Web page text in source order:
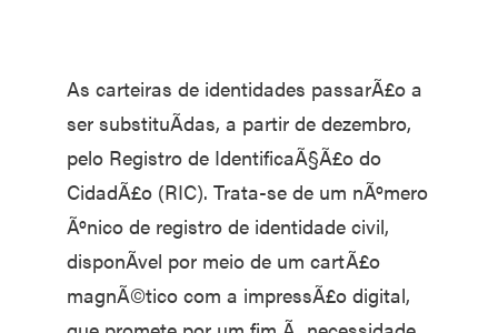
As carteiras de identidades passarÃ£o a
ser substituÃ­das, a partir de dezembro,
pelo Registro de IdentificaÃ§Ã£o do
CidadÃ£o (RIC). Trata-se de um nÃºmero
Ãºnico de registro de identidade civil,
disponÃ­vel por meio de um cartÃ£o
magnÃ©tico com a impressÃ£o digital,